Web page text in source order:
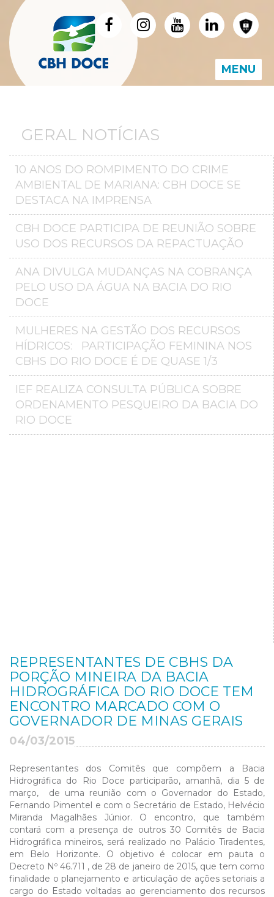
MENU
GERAL NOTÍCIAS
10 ANOS DO ROMPIMENTO DO CRIME
AMBIENTAL DE MARIANA: CBH DOCE SE
DESTACA NA IMPRENSA
CBH DOCE PARTICIPA DE REUNIÃO SOBRE
USO DOS RECURSOS DA REPACTUAÇÃO
ANA DIVULGA MUDANÇAS NA COBRANÇA
PELO USO DA ÁGUA NA BACIA DO RIO
DOCE
MULHERES NA GESTÃO DOS RECURSOS
HÍDRICOS: PARTICIPAÇÃO FEMININA NOS
CBHS DO RIO DOCE É DE QUASE 1/3
IEF REALIZA CONSULTA PÚBLICA SOBRE
ORDENAMENTO PESQUEIRO DA BACIA DO
RIO DOCE
REPRESENTANTES DE CBHS DA
PORÇÃO MINEIRA DA BACIA
HIDROGRÁFICA DO RIO DOCE TEM
ENCONTRO MARCADO COM O
GOVERNADOR DE MINAS GERAIS
04/03/2015
Representantes dos Comitês que compõem a Bacia
Hidrográfica do Rio Doce participarão, amanhã, dia 5 de
março, de uma reunião com o Governador do Estado,
Fernando Pimentel e com o Secretário de Estado, Helvécio
Miranda Magalhães Júnior. O encontro, que também
contará com a presença de outros 30 Comitês de Bacia
Hidrográfica mineiros, será realizado no Palácio Tiradentes,
em Belo Horizonte. O objetivo é colocar em pauta o
Decreto Nº 46.711 , de 28 de janeiro de 2015, que tem como
finalidade o planejamento e articulação de ações setoriais a
cargo do Estado voltadas ao gerenciamento dos recursos